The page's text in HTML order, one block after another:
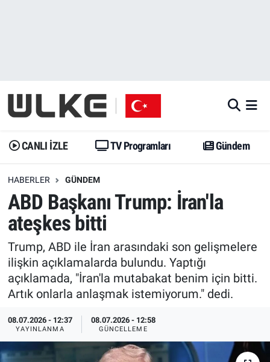
CANLI İZLE TV Programları Gündem
HABERLER GÜNDEM
ABD Başkanı Trump: İran'la
ateşkes bitti
Trump, ABD ile İran arasındaki son gelişmelere
ilişkin açıklamalarda bulundu. Yaptığı
açıklamada, "İran'la mutabakat benim için bitti.
Artık onlarla anlaşmak istemiyorum." dedi.
08.07.2026 - 12:37
YAYINLANMA
08.07.2026 - 12:58
GÜNCELLEME
Gündem
Dünya
Erişim Bilgileri
Ekonomi
Trend
Özel Haberler
Yazarlar
Gündem
Trend
Erişim Bilgileri
Spor
Ekonomi
Dünya
Medya
Özel Haberler
İstanbul Namaz Vakitleri
Trafik Durumu
Erişim Bilgileri
Tüm Manşetler
Son Dakika Haberleri
Haber Arşivi